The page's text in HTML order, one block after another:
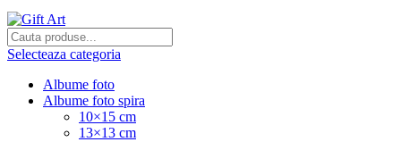
Selecteaza categoria
Albume foto
Albume foto spira
10×15 cm
13×13 cm